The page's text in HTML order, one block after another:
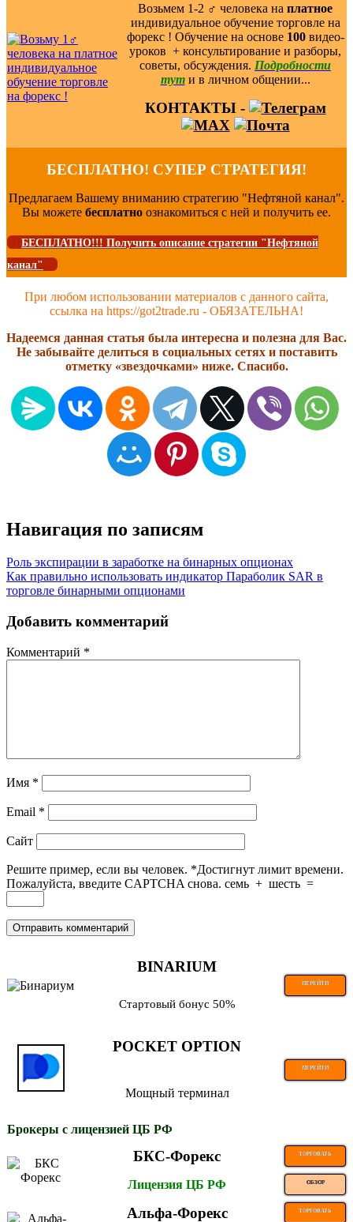
Возьмем 1-2 ‍♂️ человека на платное
индивидуальное обучение торговле на
форекс ! Обучение на основе 100видео-
уроков ️ + консультирование и разборы,
советы, обсуждения. Подробности
тут и в личном общении...
КОНТАКТЫ -
БЕСПЛАТНО! СУПЕР СТРАТЕГИЯ!
Предлагаем Вашему вниманию стратегию "Нефтяной канал".
Вы можете бесплатно ознакомиться с ней и получить ее.
БЕСПЛАТНО!!! Получить описание стратегии "Нефтяной
канал"
При любом использовании материалов с данного сайта,
ссылка на https://got2trade.ru - ОБЯЗАТЕЛЬНА!
Надеемся данная статья была интересна и полезна для Вас.
Не забывайте делиться в социальных сетях и поставить
отметку «звездочками» ниже. Спасибо.
Навигация по записям
Роль экспирации в заработке на бинарных опционах
Как правильно использовать индикатор Параболик SAR в
торговле бинарными опционами
Добавить комментарий
Комментарий *
Имя *
Email *
Сайт
Решите пример, если вы человек. *Достигнут лимит времени.
Пожалуйста, введите CAPTCHA снова. семь + шесть =
BINARIUM
ПЕРЕЙТИ
Стартовый бонус 50%
POCKET OPTION
ПЕРЕЙТИ
Мощный терминал
Брокеры с лицензией ЦБ РФ
БКС-Форекс ТОРГОВАТЬ
Лицензия ЦБ РФ ОБЗОР
Альфа-Форекс ТОРГОВАТЬ